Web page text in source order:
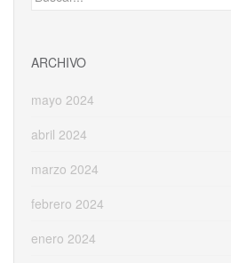
ARCHIVO
mayo 2024
abril 2024
marzo 2024
febrero 2024
enero 2024